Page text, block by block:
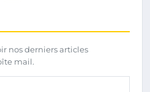
nos derniers articles
mail.